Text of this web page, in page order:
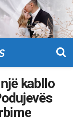
kabllo